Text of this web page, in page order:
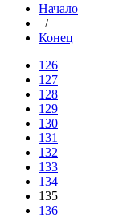
Начало
/
Конец
126
127
128
129
130
131
132
133
134
135
136